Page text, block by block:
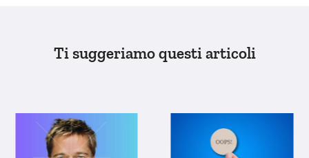
Ti suggeriamo questi articoli